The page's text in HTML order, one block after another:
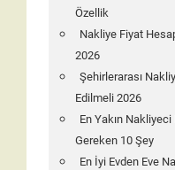
Özellik
Nakliye Fiyat
2026
Şehirlerarası
Edilmeli 2026
En Yakın
Gereken 10 Şey
En İyi Evden Eve